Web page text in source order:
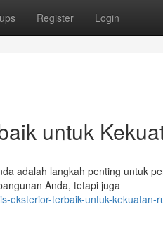
Register Login
untuk
adalah langkah penting untuk
Anda, tetapi juga
eksterior-terbaik-untuk-kekuatan-